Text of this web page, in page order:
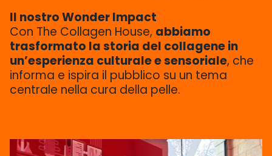
Il nostro Wonder Impact
Con The Collagen House, abbiamo
trasformato la storia del collagene in
un’esperienza culturale e sensoriale, che
informa e ispira il pubblico su un tema
centrale nella cura della pelle.